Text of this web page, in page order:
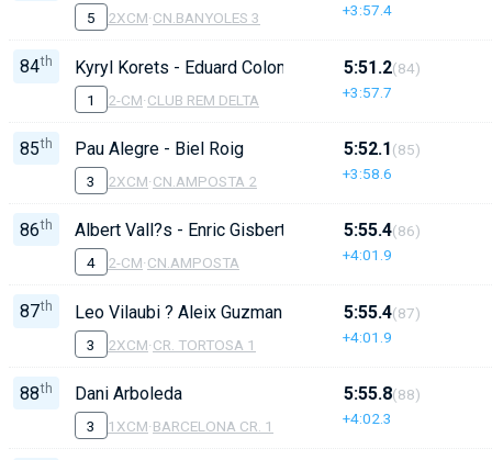
5 2XCM·CN.BANYOLES 3 +3:57.4
84th Kyryl Korets - Eduard Colome
1 2-CM·CLUB REM DELTA
5:51.2
+3:57.7
(84)
85th Pau Alegre - Biel Roig
3 2XCM·CN.AMPOSTA 2
5:52.1
+3:58.6
(85)
86th Albert Vall?s - Enric Gisbert
4 2-CM·CN.AMPOSTA
5:55.4
+4:01.9
(86)
87th Leo Vilaubi ? Aleix Guzman
3 2XCM·CR. TORTOSA 1
5:55.4
+4:01.9
(87)
88th Dani Arboleda
3 1XCM·BARCELONA CR. 1
5:55.8
+4:02.3
(88)